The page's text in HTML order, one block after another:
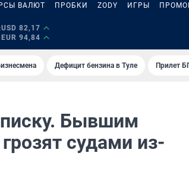
ВАЛЮТ ПРОБКИ ZODY ИГРЫ
USD 82,17
EUR 94,84
Дефицит бензина в Туле Прилет
Бывшим
судами из-